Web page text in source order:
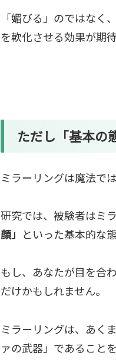
「媚びる」のではな
を軟化させる効果が期
ただし「基本の
ミラーリングは魔法で
研究では、被験者はミ
顔」 といった基本的な
もし、あなたが目を合
だけかもしれません。
ミラーリングは、あく
ァの武器」であること